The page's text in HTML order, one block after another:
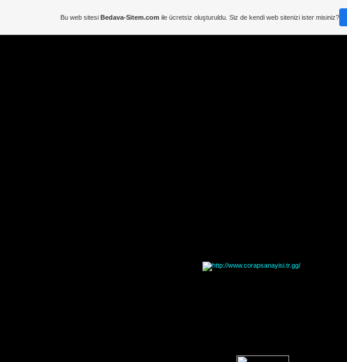
Bu web sitesi Bedava-Sitem.com ile ücretsiz oluşturuldu. Siz de kendi web sitenizi ister misiniz?